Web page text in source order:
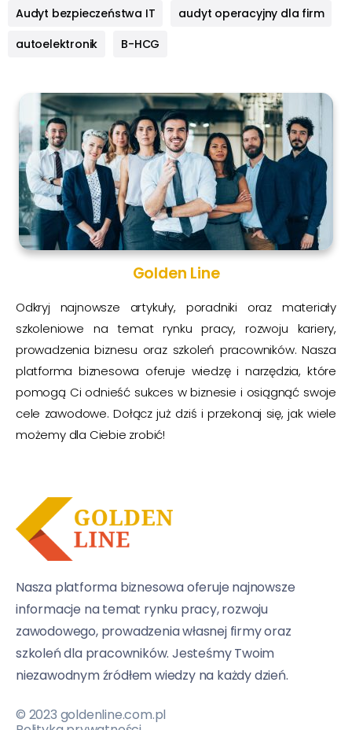
Audyt bezpieczeństwa IT
audyt operacyjny dla firm
autoelektronik
B-HCG
Golden Line
Odkryj najnowsze artykuły, poradniki oraz materiały
szkoleniowe na temat rynku pracy, rozwoju kariery,
prowadzenia biznesu oraz szkoleń pracowników. Nasza
platforma biznesowa oferuje wiedzę i narzędzia, które
pomogą Ci odnieść sukces w biznesie i osiągnąć swoje
cele zawodowe. Dołącz już dziś i przekonaj się, jak wiele
możemy dla Ciebie zrobić!
Nasza platforma biznesowa oferuje najnowsze
informacje na temat rynku pracy, rozwoju
zawodowego, prowadzenia własnej firmy oraz
szkoleń dla pracowników. Jesteśmy Twoim
niezawodnym źródłem wiedzy na każdy dzień.
© 2023 goldenline.com.pl